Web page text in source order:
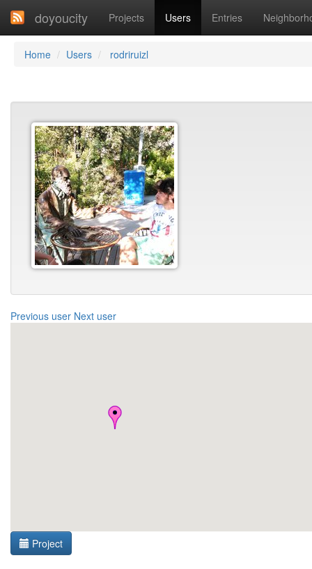
doyoucity Projects Users Entries
Home Users rodriruizl
Previous user Next user
Project